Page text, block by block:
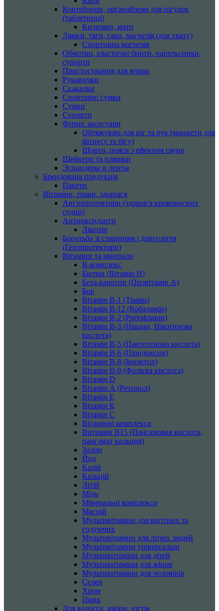
Контейнери, органайзери для пігулок
(таблетниці)
Килимки, мати
Лямки, тяги, гаки, магнезія (для хвату)
Спортивна магнезія
Обмотки, еластичні бинти, напульсники,
супорти
Пристосування для вправ
Рукавички
Скакалки
Спортивні сумки
Сумки
Супорти
Фітнес аксесуари
Обтяжувачі для ніг та рук (манжети для
фітнесу та бігу)
Шорти, пояси з ефектом сауни
Шейкери та пляшки
Эспандеры и ленты
Брендована продукція
Пакети
Вітаміни, трави, здоров'я
Ангіопротектори (здоров'я кровоносних
судин)
Антиоксиданти
Лікопін
Боротьба зі старінням і довголіття
(Геропротектори)
Вітаміни та мінерали
B-комплекс
Біотин (Вітамін H)
Бета-каротин (Провітамін А)
Бор
Вітамін B-1 (Тіамін)
Вітамін B-12 (Кобаламін)
Вітамін B-2 (Рибофлавін)
Вітамін B-3 (Ніацин, Нікотинова
кислота)
Вітамін B-5 (Пантотенова кислота)
Вітамін B-6 (Піридоксин)
Вітамін B-8 (Інозитол)
Вітамін B-9 (Фолієва кислота)
Вітамін D
Вітамін А (Ретинол)
Вітамін Е
Вітамін К
Вітамін С
Вітамінні комплекси
Витамин B15 (Пангамовая кислота,
пангамат кальция)
Залізо
Йод
Калій
Кальцій
Літій
Мідь
Мінеральні комплекси
Магній
Мультивітаміни для вагітних та
годуючих
Мультивітаміни для літніх людей
Мультивітаміни універсальні
Мультивитаміни для дітей
Мультивитаміни для жінок
Мультивитаміни для чоловіків
Селен
Хром
Цинк
Для волосся, шкіри, нігтів